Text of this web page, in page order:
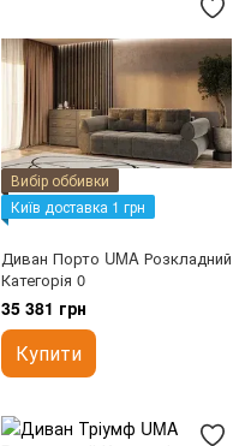
Вибір оббивки
Київ доставка 1 грн
Диван Порто UMA Розкладний
Категорія 0
35 381 грн
Купити